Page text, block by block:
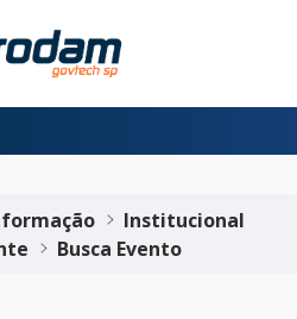
Institucional
Busca Evento